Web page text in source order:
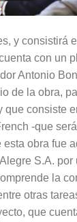
y consistirá
con un
Antonio
de la obra,
que consiste
-que
obra fue
S.A. por
la
otras
que